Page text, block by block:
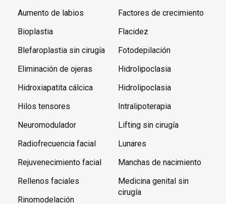
Aumento de labios
Bioplastia
Blefaroplastia sin cirugía
Eliminación de ojeras
Hidroxiapatita cálcica
Hilos tensores
Neuromodulador
Radiofrecuencia facial
Rejuvenecimiento facial
Rellenos faciales
Rinomodelación
Factores de crecimiento
Flacidez
Fotodepilación
Hidrolipoclasia
Hidrolipoclasia
Intralipoterapia
Lifting sin cirugía
Lunares
Manchas de nacimiento
Medicina genital sin
cirugía